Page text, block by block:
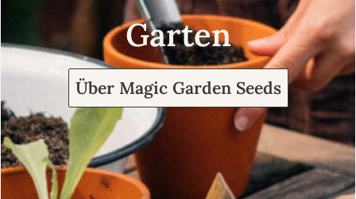
Garten
Über Magic Garden Seeds